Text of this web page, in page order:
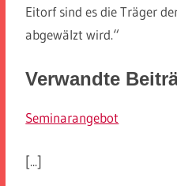
Eitorf sind es die Träger
abgewälzt wird.“
Verwandte
Seminarangebot
[...]